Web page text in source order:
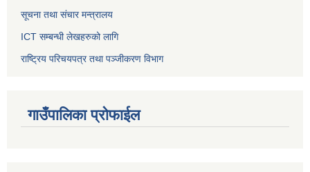
सूचना तथा संचार मन्त्रालय
ICT सम्बन्धी लेखहरुको लागि
राष्ट्रिय परिचयपत्र तथा पञ्‍जीकरण विभाग
गाउँपालिका प्रोफाईल